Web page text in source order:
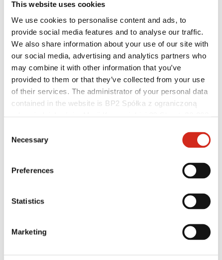
This website uses cookies
We use cookies to personalise content and ads, to
provide social media features and to analyse our traffic.
We also share information about your use of our site with
our social media, advertising and analytics partners who
may combine it with other information that you’ve
provided to them or that they’ve collected from your use
of their services. The administrator of your personal data
contained in the website is BP2 Spółka z ograniczoną
121387608.
Selection
Necessary
Preferences
Statistics
Marketing